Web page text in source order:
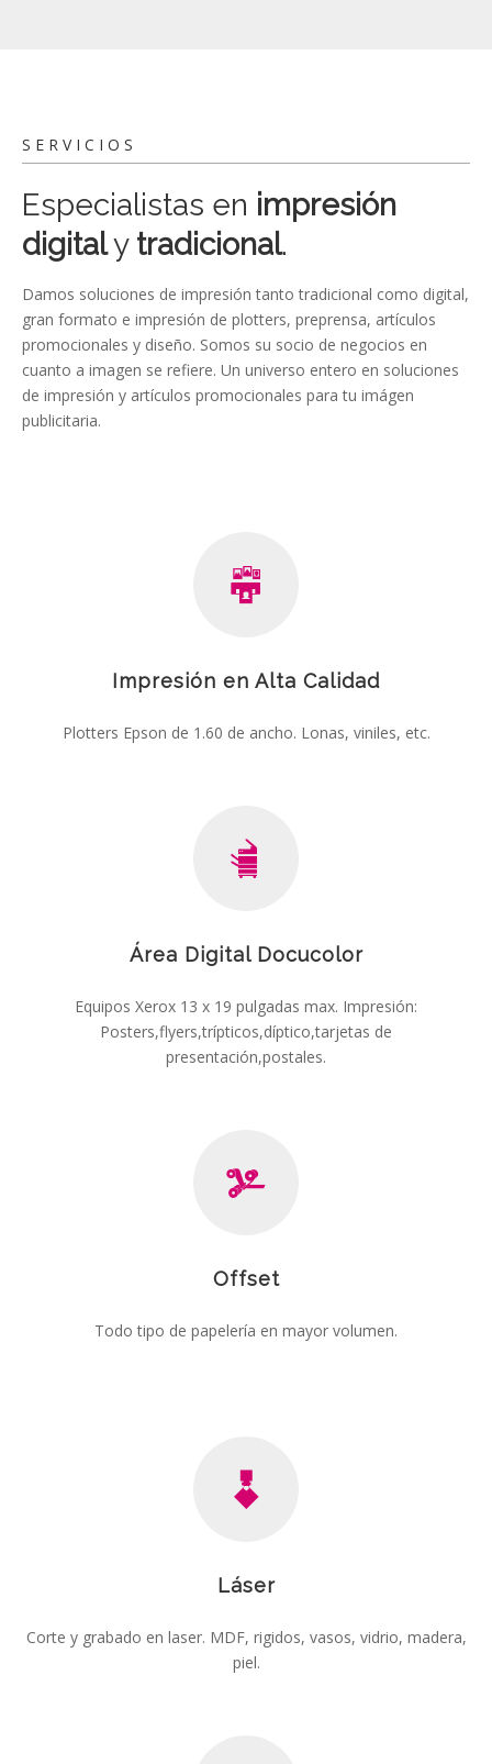
SERVICIOS
Especialistas en impresión
digitaly tradicional.
Damos soluciones de impresión tanto tradicional como digital,
gran formato e impresión de plotters, preprensa, artículos
promocionales y diseño. Somos su socio de negocios en
cuanto a imagen se refiere. Un universo entero en soluciones
de impresión y artículos promocionales para tu imágen
publicitaria.
Impresión en Alta Calidad
Plotters Epson de 1.60 de ancho. Lonas, viniles, etc.
Área Digital Docucolor
Equipos Xerox 13 x 19 pulgadas max. Impresión:
Posters,flyers,trípticos,díptico,tarjetas de
presentación,postales.
Offset
Todo tipo de papelería en mayor volumen.
Láser
Corte y grabado en laser. MDF, rigidos, vasos, vidrio, madera,
piel.